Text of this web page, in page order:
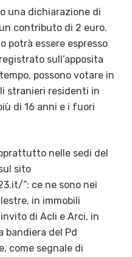
una dichiarazione di
contributo di 2 euro.
potrà essere espresso
sull’apposita
possono votare in
stranieri residenti in
di 16 anni e i fuori
nelle sedi del
sito
”: ce ne sono nei
in immobili
di Acli e Arci, in
bandiera del Pd
come segnale di